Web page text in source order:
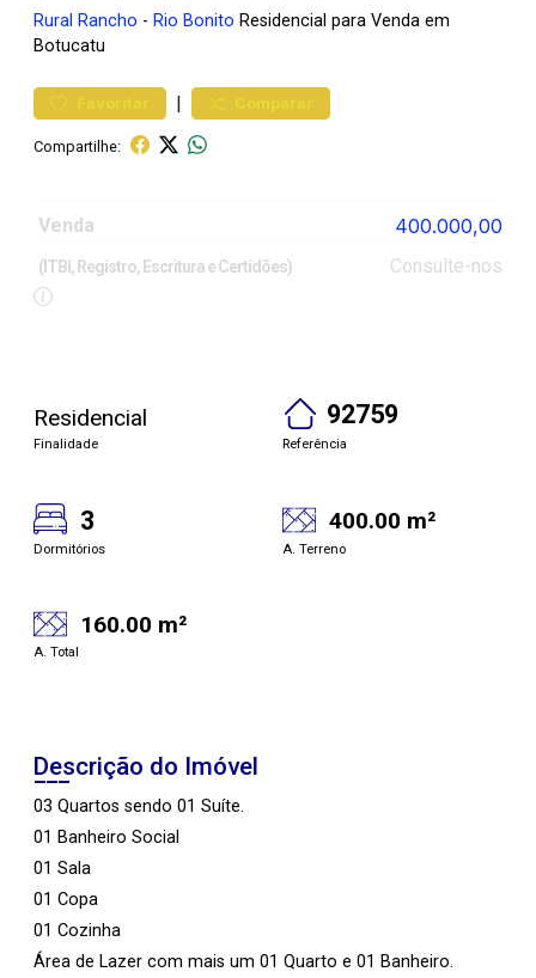
Rural Rancho - Rio Bonito Residencial para Venda em
Botucatu
Favoritar | Comparar
Compartilhe:
Venda 400.000,00
(ITBI, Registro, Escritura e Certidões) Consulte-nos
Residencial
Finalidade
92759
Referência
3
Dormitórios
400.00 m²
A. Terreno
160.00 m²
A. Total
Descrição do Imóvel
03 Quartos sendo 01 Suíte.
01 Banheiro Social
01 Sala
01 Copa
01 Cozinha
Área de Lazer com mais um 01 Quarto e 01 Banheiro.